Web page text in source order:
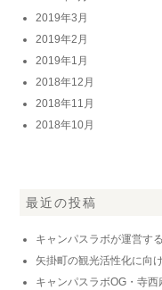
2019年3月
2019年2月
2019年1月
2018年12月
2018年11月
2018年10月
最近の投稿
キャンパスラボが運営す
矢掛町の観光活性化に向
キャンパスラボOG・寺